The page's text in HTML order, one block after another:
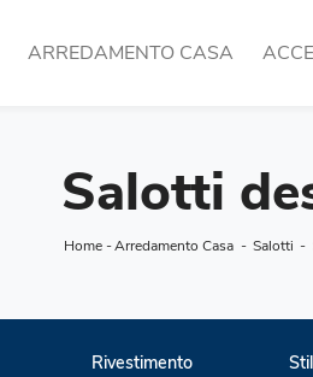
ARREDAMENTO CASA
Salotti
Home-Arredamento Casa - Salotti -
Rivestimento